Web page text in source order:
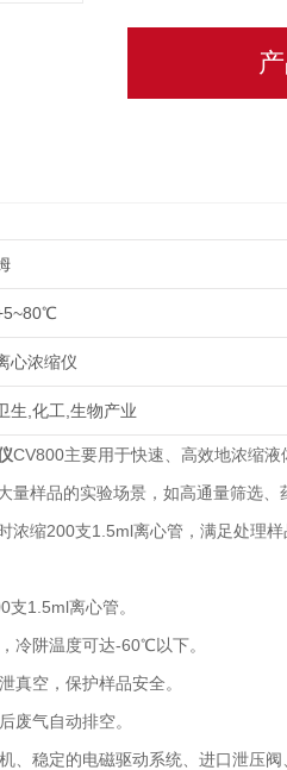
心浓缩仪
生,化工,生物产业
CV800主要用于快速、高效地浓缩
量样品的实验场景，如高通量筛选、
缩200支1.5ml离心管，满足处理样
1.5ml离心管。
阱温度可达-60℃以下。
空，保护样品安全。
气自动排空。
稳定的电磁驱动系统、进口泄压阀